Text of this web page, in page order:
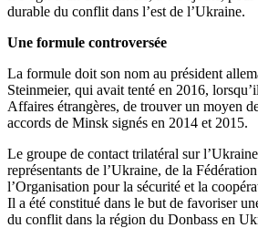
durable du conflit dans l’est de l’Ukraine.
Une formule controversée
La formule doit son nom au président
Steinmeier, qui avait tenté en 2016,
Affaires étrangères, de trouver un moyen
accords de Minsk signés en 2014 et 2015.
Le groupe de contact trilatéral sur
représentants de l’Ukraine, de la
l’Organisation pour la sécurité et la
Il a été constitué dans le but de favoriser
du conflit dans la région du Donbass en